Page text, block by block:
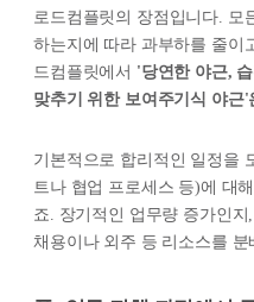
로드컴플릿의 장점입니다. 모
하는지에 따라 과부하를 줄이
드컴플릿에서 '당연한 야근,
맞추기 위한 보여주기식 야근
기본적으로 합리적인 일정을
트나 협업 프로세스 등)에 대
죠. 장기적인 업무량 증가인
채용이나 외주 등 리소스를